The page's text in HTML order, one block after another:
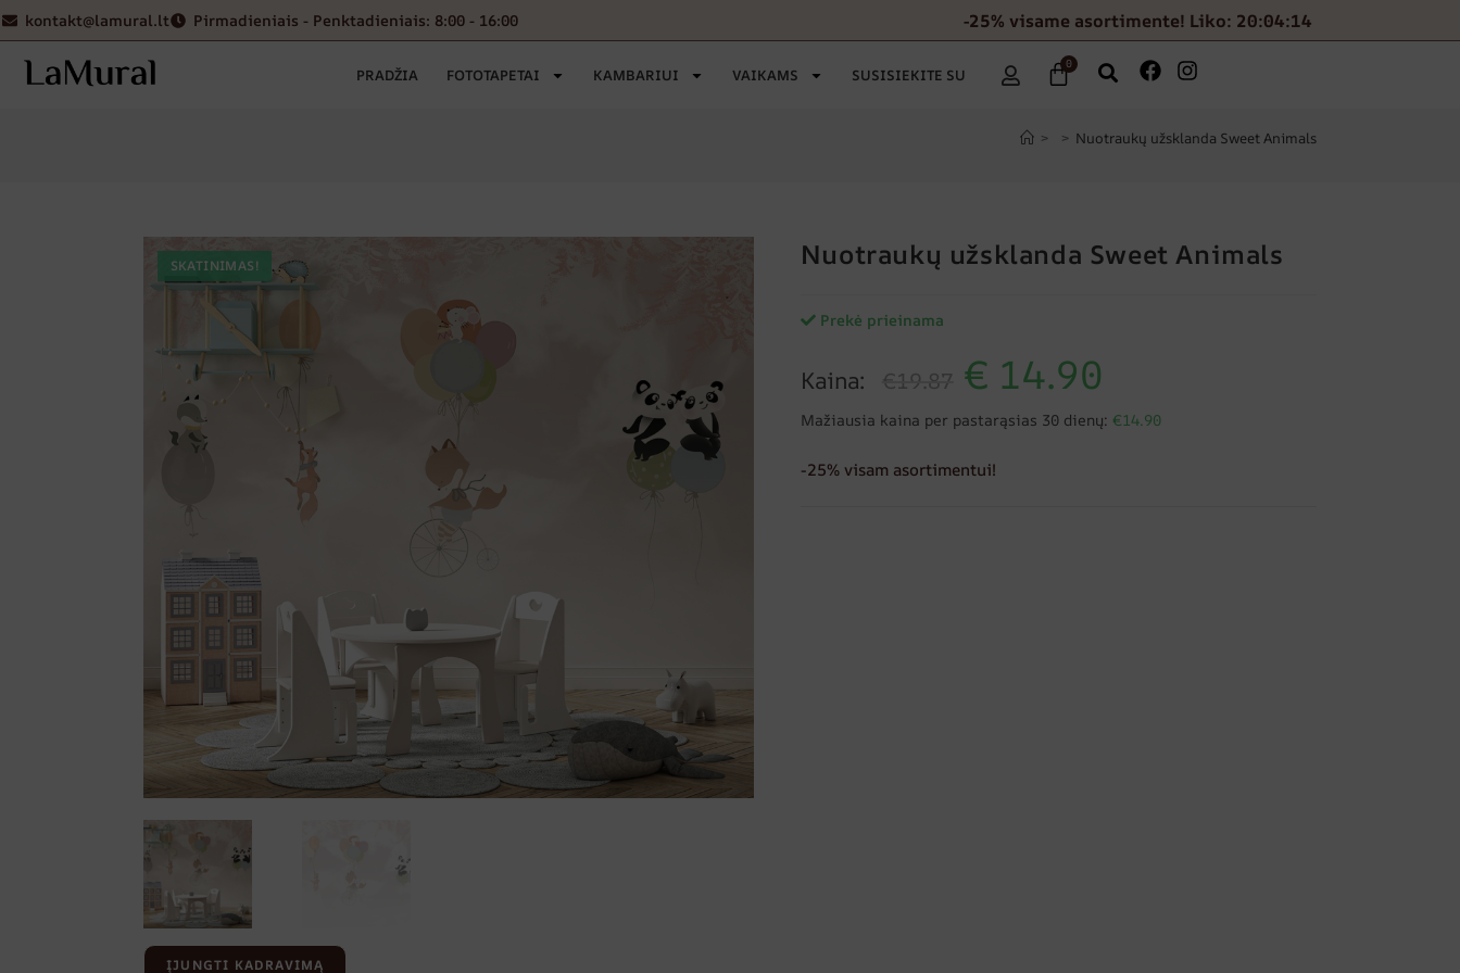
kontakt@lamural.lt Pirmadieniais - Penktadieniais: 8:00 - 16:00 -25% visame asortimente! Liko: 20:04:13
PRADŽIA FOTOTAPETAI KAMBARIUI VAIKAMS SUSISIEKITE SU
0
> > Nuotraukų užsklanda Sweet Animals
SKATINIMAS!
ĮJUNGTI KADRAVIMĄ
Nuotraukų užsklanda Sweet Animals
Prekė prieinama
Kaina: €19.87 € 14.90
Mažiausia kaina per pastarąsias 30 dienų: €14.90
-25% visam asortimentui!